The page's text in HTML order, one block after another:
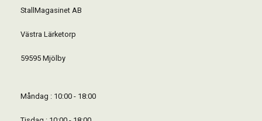
StallMagasinet AB
Västra Lärketorp
59595 Mjölby
Måndag : 10:00 - 18:00